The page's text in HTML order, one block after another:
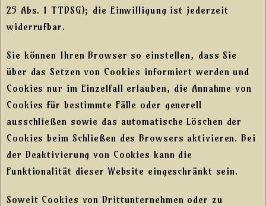
25 Abs. 1 TTDSG); die Einwilligung ist jederzeit
widerrufbar.
Sie können Ihren Browser so einstellen, dass Sie
über das Setzen von Cookies informiert werden und
Cookies nur im Einzelfall erlauben, die Annahme von
Cookies für bestimmte Fälle oder generell
ausschließen sowie das automatische Löschen der
Cookies beim Schließen des Browsers aktivieren. Bei
der Deaktivierung von Cookies kann die
Funktionalität dieser Website eingeschränkt sein.
Soweit Cookies von Drittunternehmen oder zu